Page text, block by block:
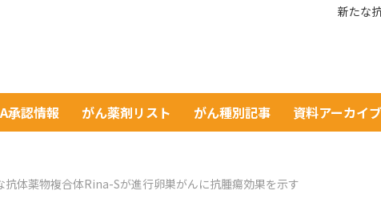
新たな
承認情報 がん薬剤リスト がん種別記事 資料アーカイブ
抗体薬物複合体Rina-Sが進行卵巣がんに抗腫瘍効果を示す